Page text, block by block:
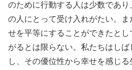
のために行動する人は少数であり
の人にとって受け入れがたい。
せを平等にすることができたと
がるとは限らない。私たちはし
し、その優位性から幸せを感じる